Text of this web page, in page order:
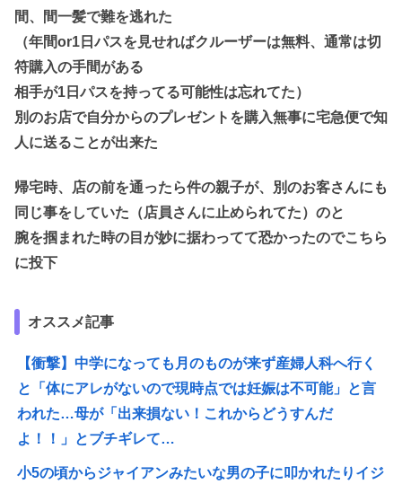
間、間一髪で難を逃れた
（年間or1日パスを見せればクルーザーは無料、通常は切
符購入の手間がある
相手が1日パスを持ってる可能性は忘れてた）
別のお店で自分からのプレゼントを購入無事に宅急便で知
人に送ることが出来た
帰宅時、店の前を通ったら件の親子が、別のお客さんにも
同じ事をしていた（店員さんに止められてた）のと
腕を掴まれた時の目が妙に据わってて恐かったのでこちら
に投下
オススメ記事
【衝撃】中学になっても月のものが来ず産婦人科へ行く
と「体にアレがないので現時点では妊娠は不可能」と言
われた…母が「出来損ない！これからどうすんだ
よ！！」とブチギレて…
小5の頃からジャイアンみたいな男の子に叩かれたりイジ